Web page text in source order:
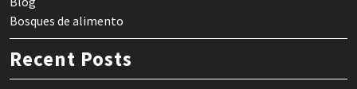
Bosques de alimento
Recent Posts